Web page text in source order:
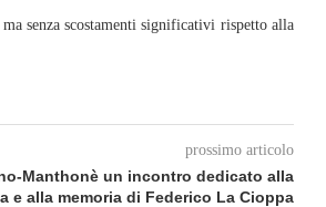
senza scostamenti significativi rispetto alla
prossimo articolo
un incontro dedicato alla
e alla memoria di Federico La Cioppa